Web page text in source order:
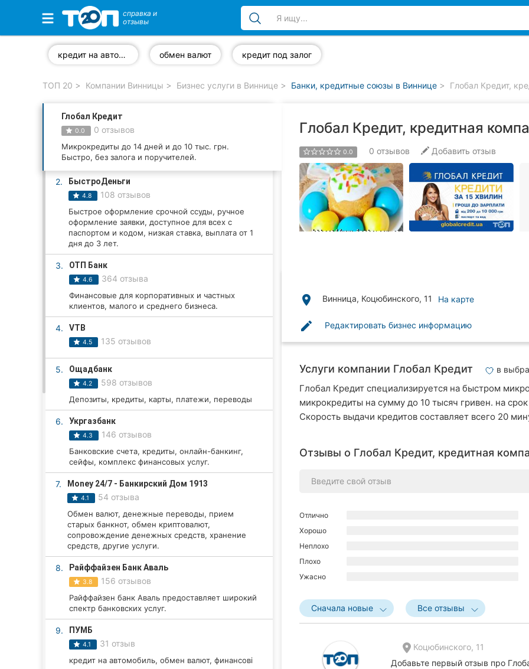
Избранные компании
Стоматологии
Ветеринарные клиники
Частные клиники
Автошколы
Все рубрики
Все города:
Винница
Хмельницкий
Кропивницкий
Запорожье
Кривой Рог
справка и
отзывы
кредит на автомобиль обмен валют кредит под залог
ТОП 20 Компании Винницы Бизнес услуги в Виннице Банки, кредитные союзы в Виннице Глобал Кредит,
Глобал Кредит
0.0 0 отзывов
Микрокредиты до 14 дней и до 10 тыс. грн.
Быстро, без залога и поручителей.
2. БыстроДеньги
4.8 108 отзывов
Быстрое оформление срочной ссуды, ручное
оформление заявки, доступное для всех с
паспортом и кодом, низкая ставка, выплата от 1
дня до 3 лет.
3. ОТП Банк
4.6 364 отзыва
Финансовые для корпоративных и частных
клиентов, малого и среднего бизнеса.
4. VTB
4.5 135 отзывов
5. Ощадбанк
4.2 598 отзывов
Депозиты, кредиты, карты, платежи, переводы
6. Укргазбанк
4.3 146 отзывов
Банковские счета, кредиты, онлайн-банкинг,
сейфы, комплекс финансовых услуг.
7. Money 24/7 - Банкирский Дом 1913
4.1 54 отзыва
Обмен валют, денежные переводы, прием
старых банкнот, обмен криптовалют,
сопровождение денежных средств, хранение
средств, другие услуги.
8. Райффайзен Банк Аваль
3.8 156 отзывов
Райффайзен банк Аваль предоставляет широкий
спектр банковских услуг.
9. ПУМБ
4.1 31 отзыв
кредит на автомобиль, обмен валют, финансові
Глобал Кредит, кредитная
0.0 0 отзывов Добавить отзыв
place Винница, Коцюбинского, 11 На карте
edit Редактировать бизнес информацию
Услуги компании Глобал Кредит в
Глобал Кредит специализируется на быстром
микрокредиты на сумму до 10 тысяч гривен. на
Скорость выдачи кредитов составляет всего 20
Отзывы о Глобал Кредит, кредитная
Отлично
Хорошо
Неплохо
Плохо
Ужасно
Сначала новые Все отзывы
Коцюбинского, 11
Добавьте первый отзыв про